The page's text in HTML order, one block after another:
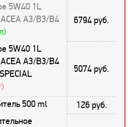
5W40 1L
A3/B3/B4
6794 руб.
5W40 1L
A3/B3/B4
5074 руб.
500 ml
126 руб.